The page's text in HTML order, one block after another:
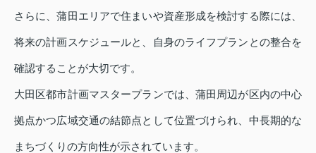
さらに、蒲田エリアで住まいや資産形成を検討する際には、
将来の計画スケジュールと、自身のライフプランとの整合を
確認することが大切です。
大田区都市計画マスタープランでは、蒲田周辺が区内の中心
拠点かつ広域交通の結節点として位置づけられ、中長期的な
まちづくりの方向性が示されています。